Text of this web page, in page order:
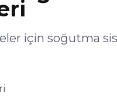
için soğutma